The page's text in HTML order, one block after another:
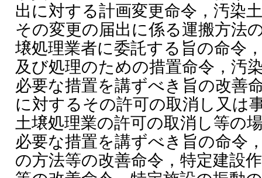
出に対する計画変更命令，汚染
その変更の届出に係る運搬方法
壌処理業者に委託する旨の命令
及び処理のための措置命令，汚
必要な措置を講ずべき旨の改善
に対するその許可の取消し又は
土壌処理業の許可の取消し等の
必要な措置を講ずべき旨の命令
の方法等の改善命令，特定建設